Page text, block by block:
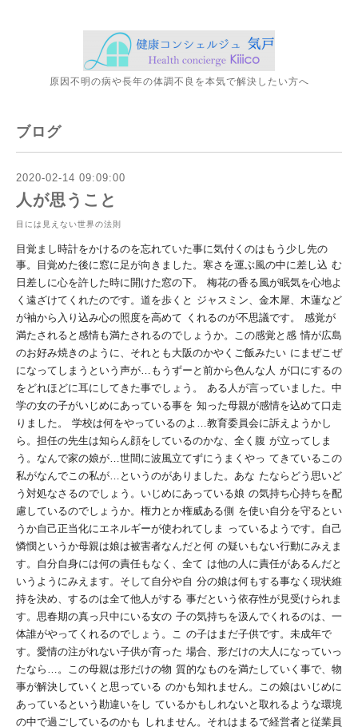
原因不明の病や長年の体調不良を本気で解決したい方へ
ブログ
2020-02-14 09:09:00
人が思うこと
目には見えない世界の法則
目覚まし時計をかけるのを忘れていた事に気付くのはもう少し先の
事。目覚めた後に窓に足が向きました。寒さを運ぶ風の中に差し込 む
日差しに心を許した時に開けた窓の下。
梅花の香る風が眠気を心地よ
く遠ざけてくれたのです。道を歩くと ジャスミン、金木犀、木蓮など
が袖から入り込み心の照度を高めて くれるのが不思議です。
感覚が
満たされると感情も満たされるのでしょうか。この感覚と感 情が広島
のお好み焼きのように、それとも大阪のかやくご飯みたい にまぜこぜ
になってしまうという声が…もうずーと前から色んな人 が口にするの
をどれほどに耳にしてきた事でしょう。
ある人が言っていました。中
学の女の子がいじめにあっている事を 知った母親が感情を込めて口走
りました。
学校は何をやっているのよ…教育委員会に訴えようかし
ら。担任の先生は知らん顔をしているのかな、全く腹 が立ってしま
う。なんで家の娘が…世間に波風立てずにうまくやっ てきているこの
私がなんでこの私が…というのがありました。あな たならどう思いど
う対処なさるのでしょう。いじめにあっている娘 の気持ち心持ちを配
慮しているのでしょうか。権力とか権威ある側 を使い自分を守るとい
うか自己正当化にエネルギーが使われてしま
っているようです。自己
憐憫というか母親は娘は被害者なんだと何 の疑いもない行動にみえま
す。自分自身には何の責任もなく、全て は他の人に責任があるんだと
いうようにみえます。そして自分や自 分の娘は何もする事なく現状維
持を決め、するのは全て他人がする 事だという依存性が見受けられま
す。思春期の真っ只中にいる女の 子の気持ちを汲んでくれるのは、一
体誰がやってくれるのでしょう。こ の子はまだ子供です。未成年で
す。愛情の注がれない子供が育った 場合、形だけの大人になっていっ
たなら…。この母親は形だけの物 質的なものを満たしていく事で、物
事が解決していくと思っている のかも知れません。この娘はいじめに
あっているという勘違いをし ているかもしれないと取れるような環境
の中で過ごしているのかも しれません。それはまるで経営者と従業員